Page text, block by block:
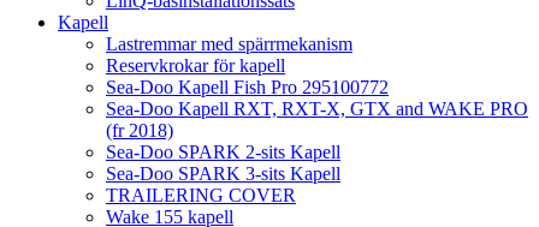
Kapell
Lastremmar med spärrmekanism
Reservkrokar för kapell
Sea-Doo Kapell Fish Pro 295100772
Sea-Doo Kapell RXT, RXT-X, GTX and WAKE PRO
(fr 2018)
Sea-Doo SPARK 2-sits Kapell
Sea-Doo SPARK 3-sits Kapell
TRAILERING COVER
Wake 155 kapell